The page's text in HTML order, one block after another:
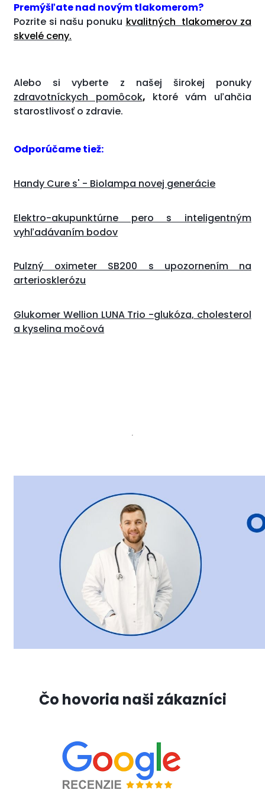
Premýšľate nad novým tlakomerom?
Pozrite si našu ponuku kvalitných tlakomerov za
skvelé ceny.
Alebo si vyberte z našej širokej ponuky
zdravotníckych pomôcok, ktoré vám uľahčia
starostlivosť o zdravie.
Odporúčame tiež:
Handy Cure s' - Biolampa novej generácie
Elektro-akupunktúrne pero s inteligentným
vyhľadávaním bodov
Pulzný oximeter SB200 s upozornením na
arteriosklerózu
Glukomer Wellion LUNA Trio -glukóza, cholesterol
a kyselina močová
Čo hovoria naši zákazníci